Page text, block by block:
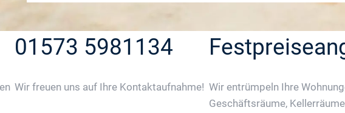
01573 5981134
Wir freuen uns auf Ihre Kontaktaufnahme! Wir entrümpeln Ihre
Geschäftsräume,